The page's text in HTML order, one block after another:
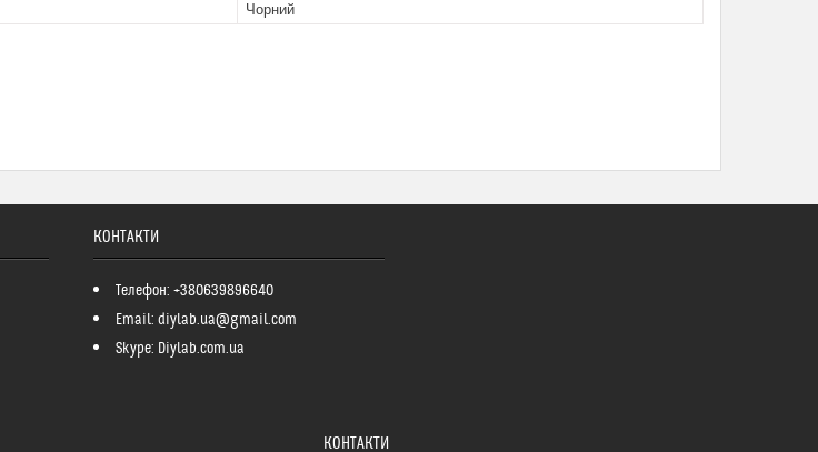
Чорний
КОНТАКТИ
Телефон: +380639896640
Email: diylab.ua@gmail.com
Skype: Diylab.com.ua